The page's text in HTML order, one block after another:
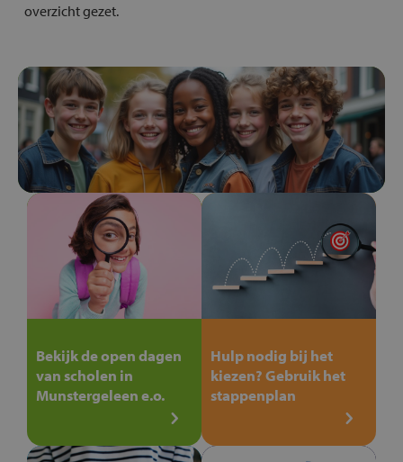
overzicht gezet.
Bekijk de open dagen
van scholen in
Munstergeleen e.o.
Hulp nodig bij het
kiezen? Gebruik het
stappenplan